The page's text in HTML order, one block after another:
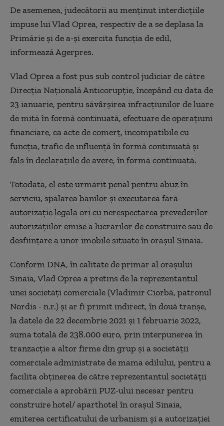
De asemenea, judecătorii au menţinut interdicţiile
impuse lui Vlad Oprea, respectiv de a se deplasa la
Primărie şi de a-şi exercita funcţia de edil,
informează Agerpres.
Vlad Oprea a fost pus sub control judiciar de către
Direcţia Naţională Anticorupţie, începând cu data de
23 ianuarie, pentru săvârşirea infracţiunilor de luare
de mită în formă continuată, efectuare de operaţiuni
financiare, ca acte de comerţ, incompatibile cu
funcţia, trafic de influenţă în formă continuată şi
fals în declaraţiile de avere, în formă continuată.
Totodată, el este urmărit penal pentru abuz în
serviciu, spălarea banilor şi executarea fără
autorizaţie legală ori cu nerespectarea prevederilor
autorizaţiilor emise a lucrărilor de construire sau de
desfiinţare a unor imobile situate în oraşul Sinaia.
Conform DNA, în calitate de primar al oraşului
Sinaia, Vlad Oprea a pretins de la reprezentantul
unei societăţi comerciale (Vladimir Ciorbă, patronul
Nordis - n.r.) şi ar fi primit indirect, în două tranşe,
la datele de 22 decembrie 2021 şi 1 februarie 2022,
suma totală de 238.000 euro, prin interpunerea în
tranzacţie a altor firme din grup şi a societăţii
comerciale administrate de mama edilului, pentru a
facilita obţinerea de către reprezentantul societăţii
comerciale a aprobării PUZ-ului necesar pentru
construire hotel/ aparthotel în oraşul Sinaia,
emiterea certificatului de urbanism şi a autorizaţiei